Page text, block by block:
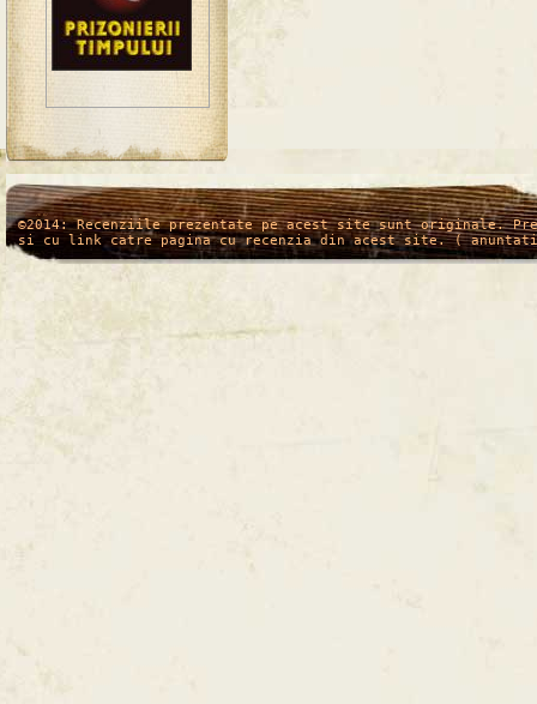
/* */
©2014: Recenziile prezentate pe acest site sunt originale.
si cu link catre pagina cu recenzia din acest site. (